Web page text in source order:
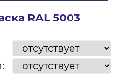
RAL 5003